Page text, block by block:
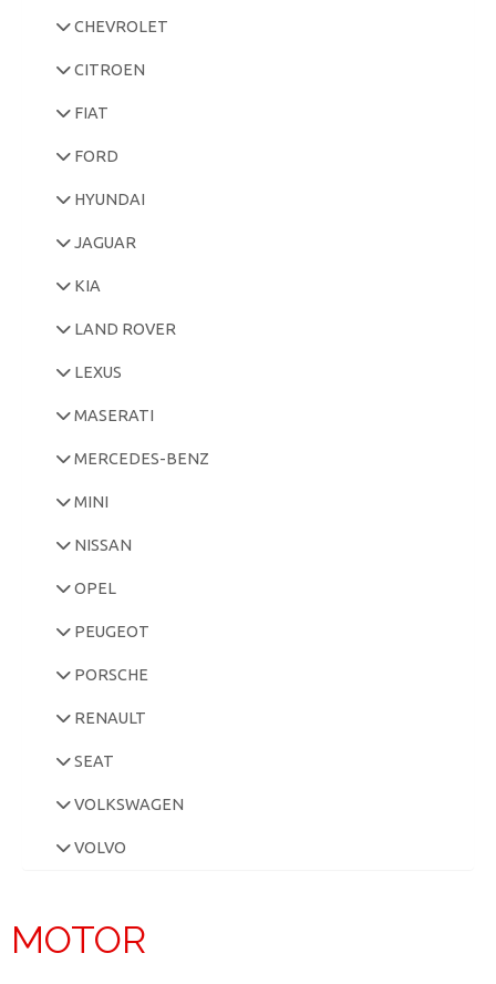
CHEVROLET
CITROEN
FIAT
FORD
HYUNDAI
JAGUAR
KIA
LAND ROVER
LEXUS
MASERATI
MERCEDES-BENZ
MINI
NISSAN
OPEL
PEUGEOT
PORSCHE
RENAULT
SEAT
VOLKSWAGEN
VOLVO
MOTOR